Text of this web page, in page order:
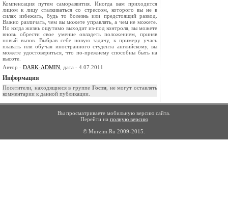
Компенсация путем саморазвития. Иногда вам приходится
лицом к лицу сталкиваться со стрессом, которого вы не в
силах избежать, будь то болезнь или предстоящий развод.
Важно различать, чем вы можете управлять, а чем не можете.
Но когда жизнь ощутимо выходит из-под контроля, вы можете
вновь обрести свое умение овладеть положением, приняв
новый вызов. Выбрав себе новую задачу, к примеру учась
плавать или обучая иностранного студента английскому, вы
можете удостовериться, что по-прежнему способны быть на
высоте.
Автор - DARK-ADMIN , дата - 4.07.2011
Информация
Посетители, находящиеся в группе Гости, не могут оставлять
комментарии к данной публикации.
Вы просматриваете мобильную версию сайта.
Перейти на полную версию
© Murzim.Ru 2009-2015.